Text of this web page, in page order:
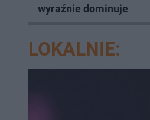
wyraźnie dominuje
LOKALNIE: